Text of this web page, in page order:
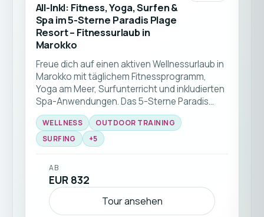
All-Inkl: Fitness, Yoga, Surfen &
Spa im 5-Sterne Paradis Plage
Resort – Fitnessurlaub in
Marokko
Freue dich auf einen aktiven Wellnessurlaub in
Marokko mit täglichem Fitnessprogramm,
Yoga am Meer, Surfunterricht und inkludierten
Spa-Anwendungen. Das 5-Sterne Paradis
Plage Resort bietet die perfekte Umgebung,
um neue Energie zu tanken, deine Fitness zu
verbessern und gleichzeitig die entspannte
Atlantikküste zu genießen. Ob du surfen
lernen, regelmäßig trainieren oder einfach
abschalten möchtest – du entscheidest jeden
Tag selbst, wie aktiv dein Urlaub sein soll. ☀️🌊
WELLNESS
OUTDOOR TRAINING
SURFING
+5
AB
EUR 832
Tour ansehen